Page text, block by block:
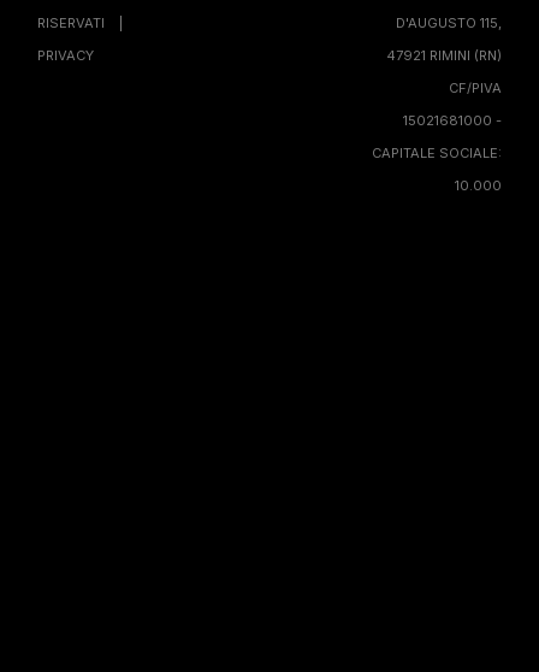
RISERVATI |
PRIVACY
D'AUGUSTO 115,
47921 RIMINI (RN)
CF/PIVA
15021681000 -
CAPITALE SOCIALE:
10.000